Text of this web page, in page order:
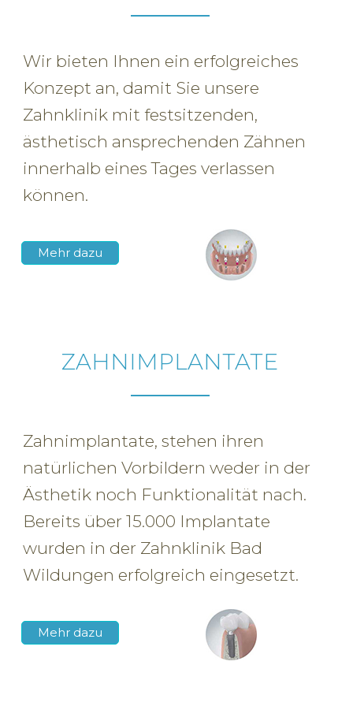
05621 9492757
Wir bieten Ihnen ein erfolgreiches
Konzept an, damit Sie unsere
Zahnklinik mit festsitzenden,
ästhetisch ansprechenden Zähnen
innerhalb eines Tages verlassen
können.
Mehr dazu
ZAHNIMPLANTATE
Zahnimplantate, stehen ihren
natürlichen Vorbildern weder in der
Ästhetik noch Funktionalität nach.
Bereits über 15.000 Implantate
wurden in der Zahnklinik Bad
Wildungen erfolgreich eingesetzt.
Mehr dazu